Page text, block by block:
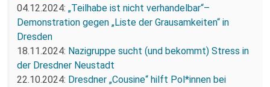
04.12.2024: „Teilhabe ist nicht verhandelbar“–
Demonstration gegen „Liste der Grausamkeiten“ in
Dresden
18.11.2024: Nazigruppe sucht (und bekommt) Stress in
der Dresdner Neustadt
22.10.2024: Dresdner „Cousine“ hilft Pol*innen bei